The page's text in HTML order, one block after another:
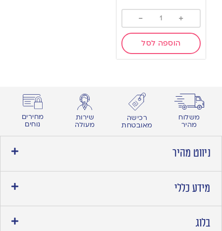
+
-
הוספה לסל
משלוח
מהיר
רכישה
מאובטחת
שירות
מעולה
מחירים
נוחים
ניווט מהיר
מידע כללי
בלוג